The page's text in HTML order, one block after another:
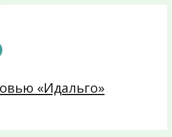
«Идальго»